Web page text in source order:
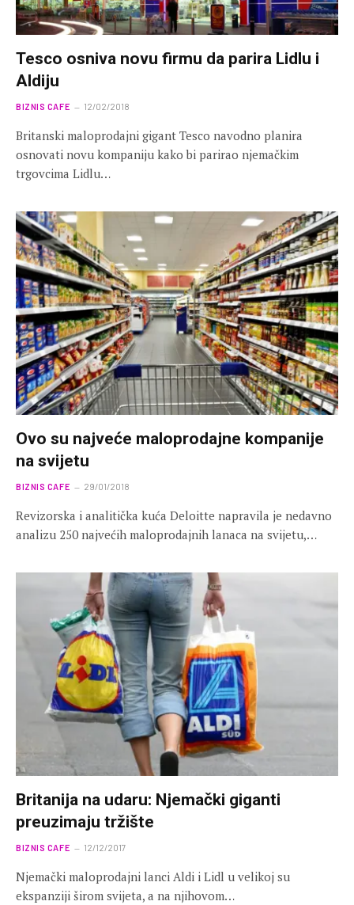
Tesco osniva novu firmu da parira Lidlu i
Aldiju
BIZNIS CAFE 12/02/2018
Britanski maloprodajni gigant Tesco navodno planira
osnovati novu kompaniju kako bi parirao njemačkim
trgovcima Lidlu…
Ovo su najveće maloprodajne kompanije
na svijetu
BIZNIS CAFE 29/01/2018
Revizorska i analitička kuća Deloitte napravila je nedavno
analizu 250 najvećih maloprodajnih lanaca na svijetu,…
Britanija na udaru: Njemački giganti
preuzimaju tržište
BIZNIS CAFE 12/12/2017
Njemački maloprodajni lanci Aldi i Lidl u velikoj su
ekspanziji širom svijeta, a na njihovom…